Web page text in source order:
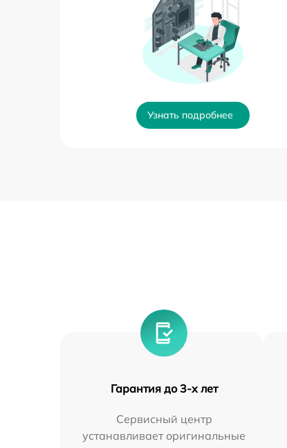
Узнать подробнее
Гарантия до 3-х лет
Сервисный центр
устанавливает оригинальные